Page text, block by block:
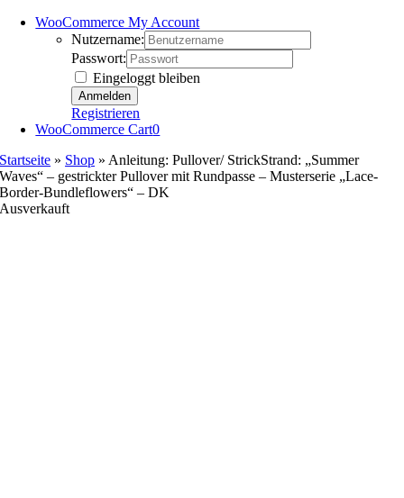
WooCommerce My Account
Nutzername:
Passwort:
Eingeloggt bleiben
Registrieren
WooCommerce Cart0
Startseite » Shop » Anleitung: Pullover/ StrickStrand: „Summer
Waves“ – gestrickter Pullover mit Rundpasse – Musterserie „Lace-
Border-Bundleflowers“ – DK
Ausverkauft